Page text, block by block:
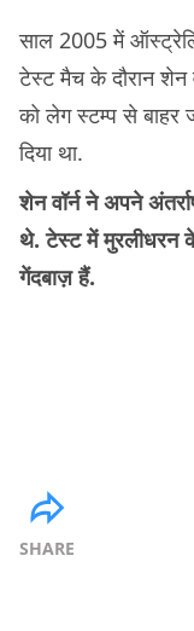
साल 2005 में
टेस्ट मैच के दौरान शेन
को लेग स्टम्प से बाहर
दिया था.
शेन वॉर्न ने अपने
थे. टेस्ट में मुरलीधरन
गेंदबाज़ हैं.
SHARE